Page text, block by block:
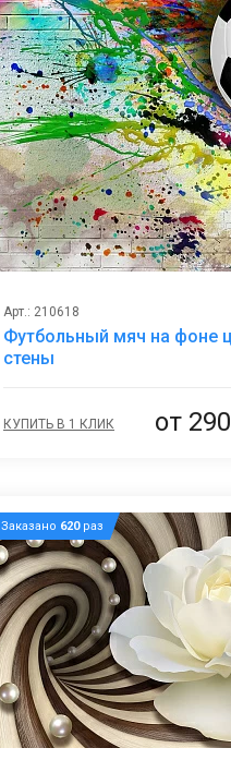
Арт.: 210618
Футбольный мяч на фоне
стены
КУПИТЬ В 1 КЛИК от
Заказано 620раз